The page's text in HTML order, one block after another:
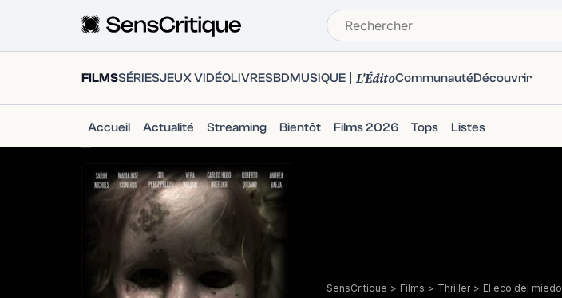
FILMSSÉRIESJEUX VIDÉOLIVRESBDMUSIQUE L'ÉditoCommunautéDécouvrir
Accueil Actualité Streaming Bientôt Films 2026 Tops Listes
SensCritique > Films > Thriller > El eco del miedo